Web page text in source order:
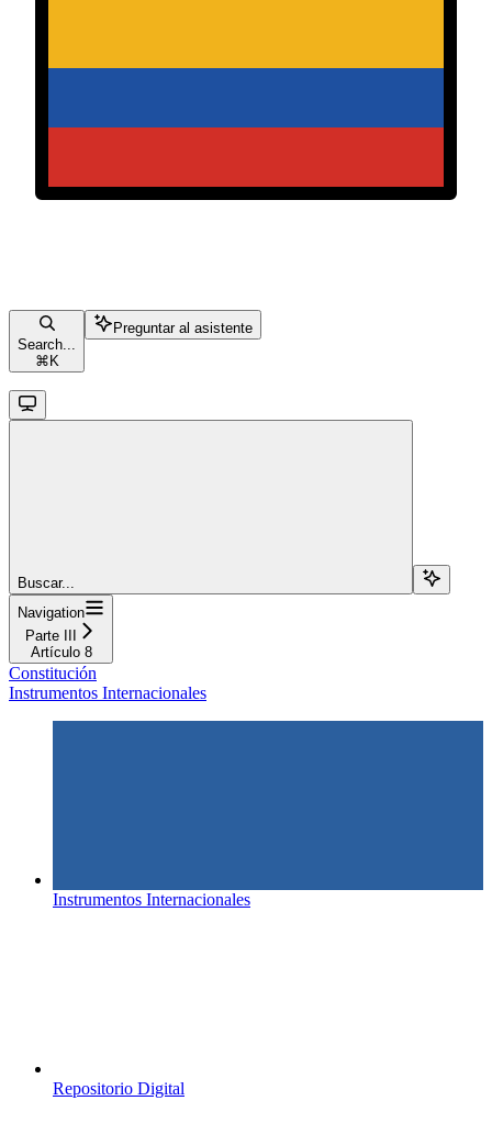
Search...
⌘ K
Preguntar al asistente
Buscar...
Navigation
Parte III
Artículo 8
Constitución
Instrumentos Internacionales
Instrumentos Internacionales
Repositorio Digital